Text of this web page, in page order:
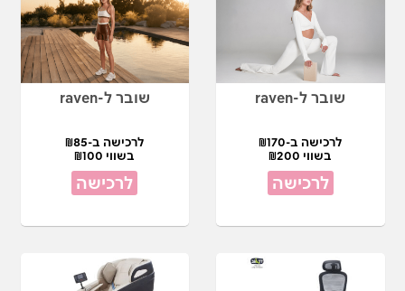
שובר ל-raven
לרכישה ב-₪170
בשווי ₪200
לרכישה
שובר ל-raven
לרכישה ב-₪85
בשווי ₪100
לרכישה